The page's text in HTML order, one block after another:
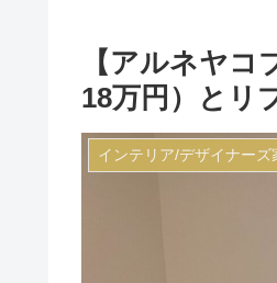
【アルネヤ
18万円）とリ
インテリア/デザイナーズ